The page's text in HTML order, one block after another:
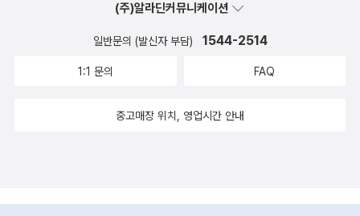
불평하는 감상문을 내놓아 모두의 웃음을 자아냈던 것도 그래서인데,
십중팔구 주문 한 마디로 대군을 쓸어버리는 게임이나 무협지의 묘사
자연에 최대한 순응하다가 최소한으로만 개입한다.톨킨과 르귄의 작
중요하다. 이마에 흉터를 가진 아이가 살아남게 된 것도 모종의 규칙
(주)알라딘커뮤니케이션
일반문의 (발신자 부담) 1544-2514
1:1 문의 FAQ
중고매장 위치, 영업시간 안내